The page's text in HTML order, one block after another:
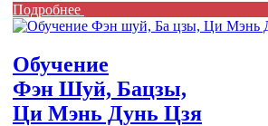
Подробнее
Обучение
Фэн Шуй, Бацзы,
Ци Мэнь Дунь Цзя